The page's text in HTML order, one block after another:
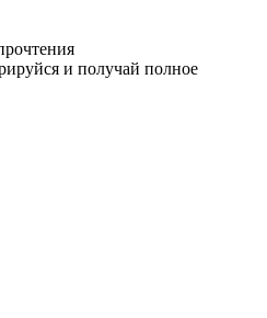
и получай полное